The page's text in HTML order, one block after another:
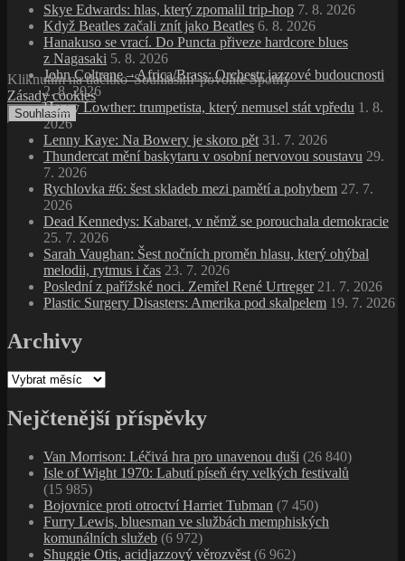
Kliknutím na tlačítko 'Souhlasím' povolíte Spotify
Zásady cookies
Souhlasím
Skye Edwards: hlas, který zpomalil trip‑hop 7. 8. 2026
Když Beatles začali znít jako Beatles 6. 8. 2026
Hanakuso se vrací. Do Puncta přiveze hardcore blues
z Nagasaki 5. 8. 2026
John Coltrane – Africa/Brass: Orchestr jazzové budoucnosti
2. 8. 2026
Henry Lowther: trumpetista, který nemusel stát vpředu 1. 8.
2026
Lenny Kaye: Na Bowery je skoro pět 31. 7. 2026
Thundercat mění baskytaru v osobní nervovou soustavu 29.
7. 2026
Rychlovka #6: šest skladeb mezi pamětí a pohybem 27. 7.
2026
Dead Kennedys: Kabaret, v němž se porouchala demokracie
25. 7. 2026
Sarah Vaughan: Šest nočních proměn hlasu, který ohýbal
melodii, rytmus i čas 23. 7. 2026
Poslední z pařížské noci. Zemřel René Urtreger 21. 7. 2026
Plastic Surgery Disasters: Amerika pod skalpelem 19. 7. 2026
Archivy
Archivy
Nejčtenější příspěvky
Van Morrison: Léčivá hra pro unavenou duši (26 840)
Isle of Wight 1970: Labutí píseň éry velkých festivalů
(15 985)
Bojovnice proti otroctví Harriet Tubman (7 450)
Furry Lewis, bluesman ve službách memphiských
komunálních služeb (6 972)
Shuggie Otis, acidjazzový věrozvěst (6 962)